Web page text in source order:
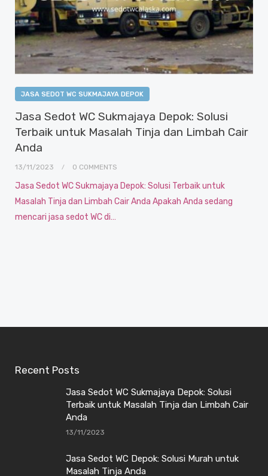
JASA SEDOT WC SUKMAJAYA DEPOK
Jasa Sedot WC Sukmajaya Depok: Solusi
Terbaik untuk Masalah Tinja dan Limbah Cair
Anda
13/11/2023 0 COMMENTS
Jasa Sedot WC Sukmajaya Depok: Solusi Terbaik untuk
Masalah Tinja dan Limbah Cair Anda Apakah Anda sedang
mencari jasa sedot WC di…
Recent Posts
Jasa Sedot WC Sukmajaya Depok: Solusi
Terbaik untuk Masalah Tinja dan Limbah Cair
Anda
13/11/2023
Jasa Sedot WC Depok: Solusi Murah untuk
Masalah Tinja Anda